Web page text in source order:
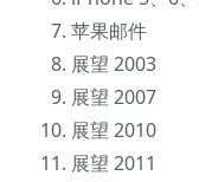
苹果邮件
展望 2003
展望 2007
展望 2010
展望 2011